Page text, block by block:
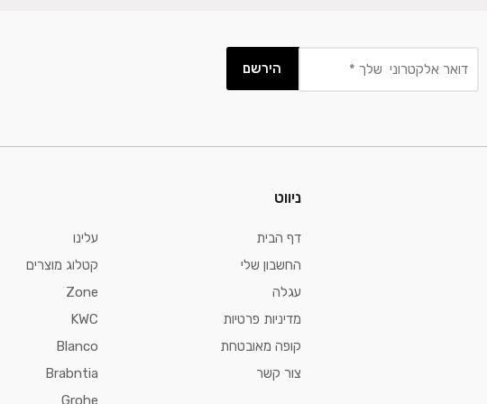
ניווט
דף הבית
החשבון שלי
עגלה
מדיניות פרטיות
קופה מאובטחת
צור קשר
עלינו
קטלוג מוצרים
Zone
KWC
Blanco
Brabntia
Grohe